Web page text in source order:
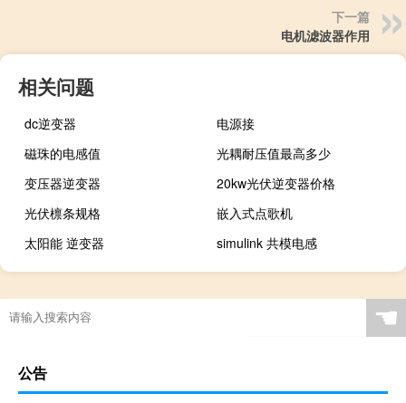
下一篇
电机滤波器作用
相关问题
dc逆变器
电源接
磁珠的电感值
光耦耐压值最高多少
变压器逆变器
20kw光伏逆变器价格
光伏檩条规格
嵌入式点歌机
太阳能 逆变器
simulink 共模电感
☚
公告